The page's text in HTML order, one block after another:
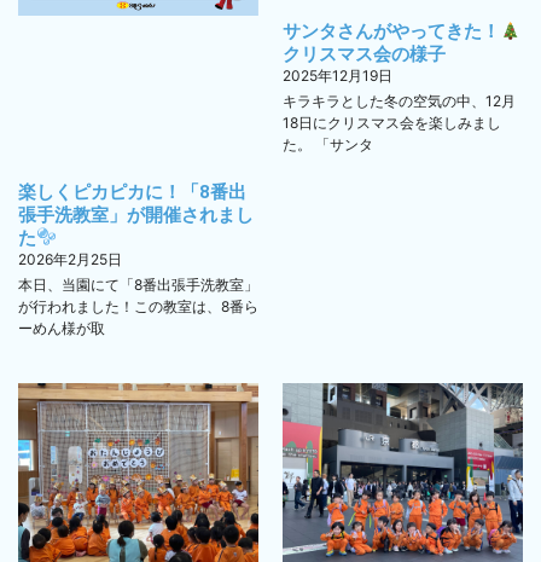
楽しくピカピカに！「8番出
張手洗教室」が開催されまし
た
2026年2月25日
本日、当園にて「8番出張手洗教室」
が行われました！この教室は、8番ら
ーめん様が取
サンタさんがやってきた！
クリスマス会の様子
2025年12月19日
キラキラとした冬の空気の中、12月
18日にクリスマス会を楽しみまし
た。 「サンタ